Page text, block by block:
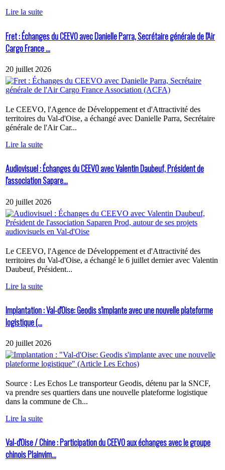
Lire la suite
Fret : Échanges du CEEVO avec Danielle Parra, Secrétaire générale de l'Air
Cargo France ...
20 juillet 2026
Le CEEVO, l'Agence de Développement et d'Attractivité des
territoires du Val-d'Oise, a échangé avec Danielle Parra, Secrétaire
générale de l'Air Car...
Lire la suite
Audiovisuel : Échanges du CEEVO avec Valentin Daubeuf, Président de
l'association Sapare...
20 juillet 2026
Le CEEVO, l'Agence de Développement et d'Attractivité des
territoires du Val-d'Oise, a échangé le 6 juillet dernier avec Valentin
Daubeuf, Président...
Lire la suite
Implantation : Val-d'Oise: Geodis s'implante avec une nouvelle plateforme
logistique (...
20 juillet 2026
Source : Les Echos Le transporteur Geodis, détenu par la SNCF,
va prendre ses quartiers dans une nouvelle plateforme logistique
dans la commune de Ch...
Lire la suite
Val-d'Oise / Chine : Participation du CEEVO aux échanges avec le groupe
chinois Plainvim...